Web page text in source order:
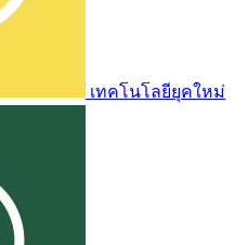
เทคโนโลยียุคใหม่